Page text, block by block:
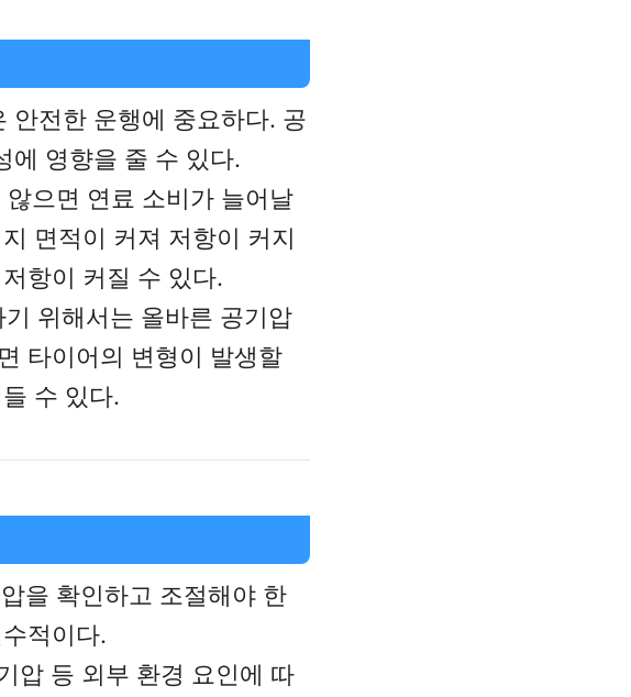
안전한 운행에 중요하다. 공
에 영향을 줄 수 있다.
으면 연료 소비가 늘어날
면적이 커져 저항이 커지
항이 커질 수 있다.
위해서는 올바른 공기압
타이어의 변형이 발생할
수 있다.
을 확인하고 조절해야 한
적이다.
압 등 외부 환경 요인에 따